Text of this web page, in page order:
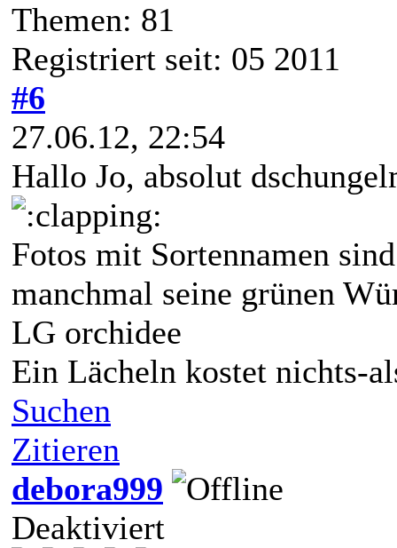
Themen: 81
Registriert seit: 05 2011
#6
27.06.12, 22:54
Hallo Jo, absolut
Fotos mit Sortennamen
manchmal seine grünen
LG orchidee
Ein Lächeln kostet nichts-
Suchen
Zitieren
debora999
Deaktiviert